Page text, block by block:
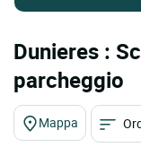
Dunieres :
parcheggio
Mappa